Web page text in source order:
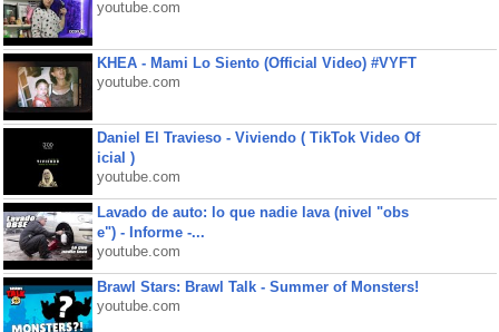
youtube.com
KHEA - Mami Lo Siento (Official Video) #VYFT
youtube.com
Daniel El Travieso - Viviendo ( TikTok Video Of
icial )
youtube.com
Lavado de auto: lo que nadie lava (nivel "obs
e") - Informe -...
youtube.com
Brawl Stars: Brawl Talk - Summer of Monsters!
youtube.com